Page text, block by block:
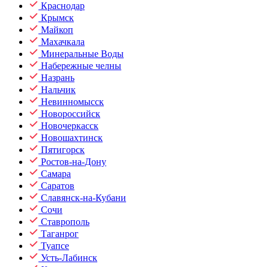
Краснодар
Крымск
Майкоп
Махачкала
Минеральные Воды
Набережные челны
Назрань
Нальчик
Невинномысск
Новороссийск
Новочеркасск
Новошахтинск
Пятигорск
Ростов-на-Дону
Самара
Саратов
Славянск-на-Кубани
Сочи
Ставрополь
Таганрог
Туапсе
Усть-Лабинск